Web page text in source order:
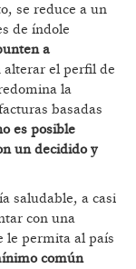
se reduce a un
de índole
a
alterar el perfil de
la
basadas
es posible
un decidido y
saludable, a casi
con una
le permita al país
común